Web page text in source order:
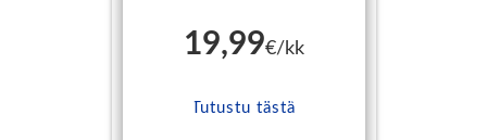
19,99€/kk
Tutustu tästä